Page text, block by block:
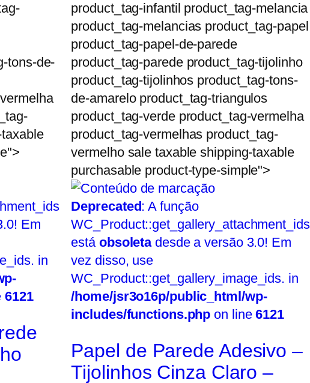
tons-de-
Em
in
6121
product_tag-infantil product_tag-melancia
product_tag-melancias product_tag-papel
product_tag-papel-de-parede
product_tag-parede product_tag-tijolinho
product_tag-tijolinhos product_tag-tons-
de-amarelo product_tag-triangulos
product_tag-verde product_tag-vermelha
product_tag-vermelhas product_tag-
vermelho sale taxable shipping-taxable
purchasable product-type-simple">
Deprecated: A função
WC_Product::get_gallery_attachment_ids
está obsoletadesde a versão 3.0! Em
vez disso, use
WC_Product::get_gallery_image_ids. in
/home/jsr3o16p/public_html/wp-
includes/functions.php on line6121
Papel de Parede Adesivo –
Tijolinhos Cinza Claro –